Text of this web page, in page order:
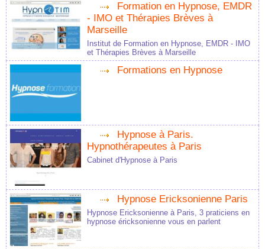
Formation en Hypnose, EMDR
- IMO et Thérapies Brèves à
Marseille
Institut de Formation en Hypnose, EMDR - IMO
et Thérapies Brèves à Marseille
Formations en Hypnose
Hypnose à Paris.
Hypnothérapeutes à Paris
Cabinet d'Hypnose à Paris
Hypnose Ericksonienne Paris
Hypnose Ericksonienne à Paris, 3 praticiens en
hypnose éricksonienne vous en parlent